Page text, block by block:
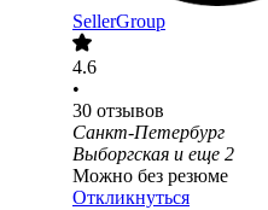
SellerGroup
4.6
•
30 отзывов
Санкт-Петербург
Выборгская и еще 2
Можно без резюме
Откликнуться